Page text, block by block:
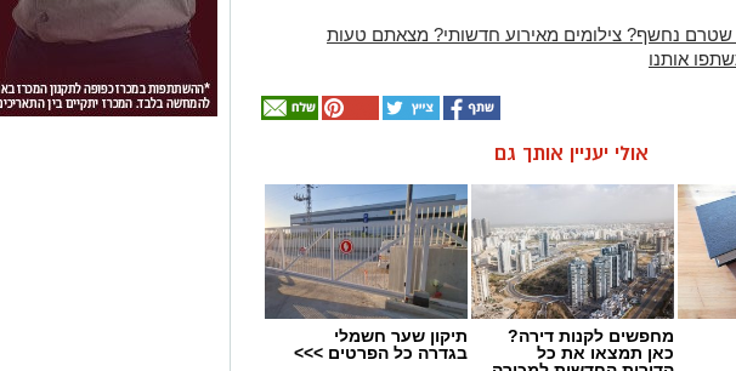
נחשף? צילומים מאירוע חדשותי? מצאתם טעות
אותנו
אולי יעניין אותך גם
מחפשים לקנות דירה?
כאן תמצאו את כל
תיקון שער חשמלי
בגדרה כל הפרטים >>>